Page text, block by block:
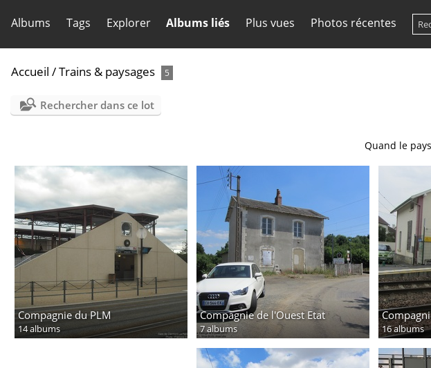
Albums Tags Explorer Albums liés Plus vues Photos récentes
Accueil /Trains & paysages 5
Rechercher dans ce lot
Quand le
Compagnie du PLM
14 albums
Compagnie de l'Ouest Etat
7 albums 16 albums